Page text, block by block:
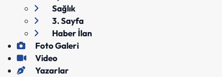
Sağlık
3. Sayfa
Haber İlan
Foto Galeri
Video
Yazarlar